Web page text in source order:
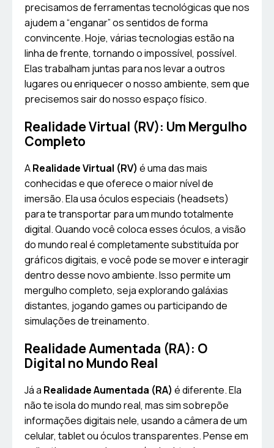
precisamos de ferramentas tecnológicas que nos
ajudem a “enganar” os sentidos de forma
convincente. Hoje, várias tecnologias estão na
linha de frente, tornando o impossível, possível.
Elas trabalham juntas para nos levar a outros
lugares ou enriquecer o nosso ambiente, sem que
precisemos sair do nosso espaço físico.
Realidade Virtual (RV): Um Mergulho
Completo
ARealidade Virtual (RV) é uma das mais
conhecidas e que oferece o maior nível de
imersão. Ela usa óculos especiais (headsets)
para te transportar para um mundo totalmente
digital. Quando você coloca esses óculos, a visão
do mundo real é completamente substituída por
gráficos digitais, e você pode se mover e interagir
dentro desse novo ambiente. Isso permite um
mergulho completo, seja explorando galáxias
distantes, jogando games ou participando de
simulações de treinamento.
Realidade Aumentada (RA): O
Digital no Mundo Real
Já a Realidade Aumentada (RA) é diferente. Ela
não te isola do mundo real, mas sim sobrepõe
informações digitais nele, usando a câmera de um
celular, tablet ou óculos transparentes. Pense em